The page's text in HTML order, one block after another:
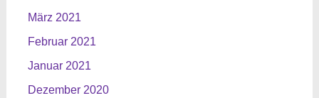
März 2021
Februar 2021
Januar 2021
Dezember 2020